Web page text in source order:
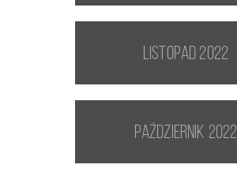
listopad 2022
październik 2022